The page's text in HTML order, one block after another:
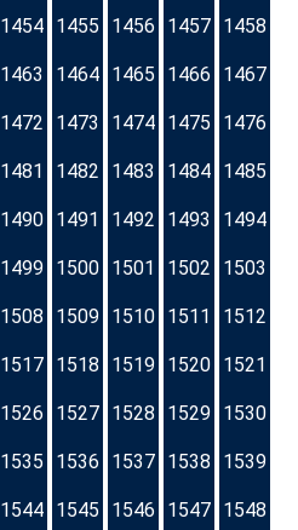
1454 1455 1456 1457 1458
1463 1464 1465 1466 1467
1472 1473 1474 1475 1476
1481 1482 1483 1484 1485
1490 1491 1492 1493 1494
1499 1500 1501 1502 1503
1508 1509 1510 1511 1512
1517 1518 1519 1520 1521
1526 1527 1528 1529 1530
1535 1536 1537 1538 1539
1544 1545 1546 1547 1548